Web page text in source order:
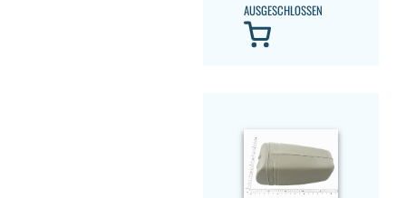
AUSGESCHLOSSEN